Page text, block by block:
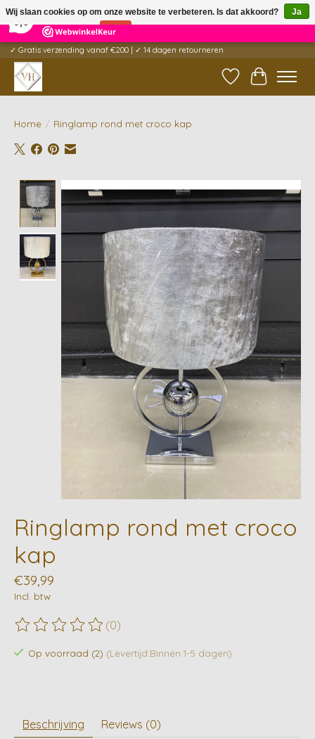
5 Reviews ×
✓ Gratis verzending vanaf €200 | ✓ 14 dagen retourneren
Verlanglijst
Home / Ringlamp rond met croco kap
Product image slideshow Items
Ringlamp rond met croco
kap
€39,99
Incl. btw
De beoordeling van dit product is
(0)
Op voorraad (2) (Levertijd:Binnen 1-5 dagen)
Beschrijving Reviews (0)
Wij slaan cookies op om onze website te verbeteren. Is dat akkoord?
Ja
Nee